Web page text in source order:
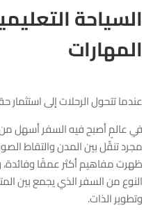
السياحة
المهارات
عندما تتحول الرحلات إلى
في عالمٍ أصبح فيه السفر أسهل
مجرد تنقّل بين المدن والتقاط
ظهرت مفاهيم أكثر عمقًا وفائدة،
النوع من السفر الذي يجمع بين
وتطوير الذات.